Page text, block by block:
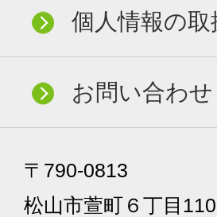
個人情報の
お問い合わせ
〒790-0813
松山市萱町６丁目